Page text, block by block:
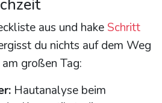
aus und hake Schritt
du nichts auf dem Weg
großen Tag:
Hautanalyse beim